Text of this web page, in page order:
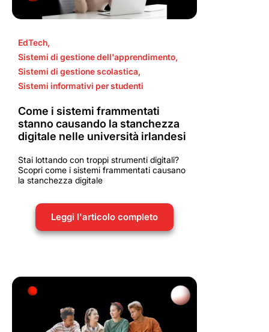
EdTech,
Sistemi di gestione dell'apprendimento,
Sistemi di gestione scolastica,
Sistemi informativi per studenti
Come i sistemi frammentati
stanno causando la stanchezza
digitale nelle università irlandesi
Stai lottando con troppi strumenti digitali?
Scopri come i sistemi frammentati causano
la stanchezza digitale
Leggi l'articolo completo